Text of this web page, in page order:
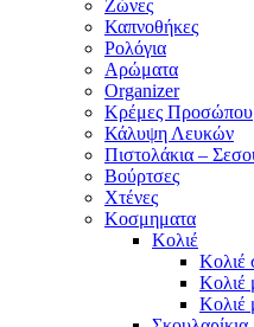
Ζώνες
Καπνοθήκες
Ρολόγια
Αρώματα
Organizer
Κρέμες Προσώπου
Κάλυψη Λευκών
Πιστολάκια –
Βούρτσες
Χτένες
Κοσμηματα
Κολιέ
Κολιέ
Κολιέ
Κολιέ